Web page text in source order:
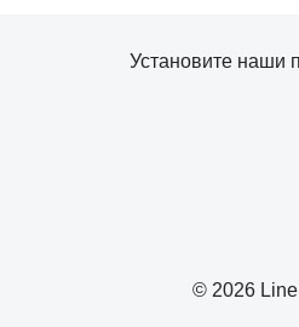
© 2026
Установите наши